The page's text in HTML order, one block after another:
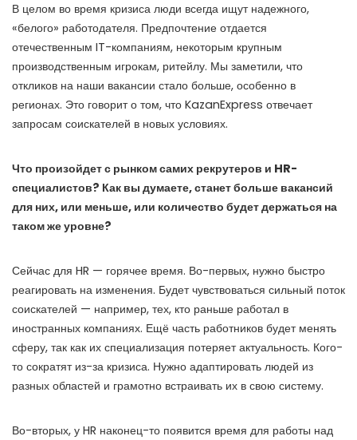
В целом во время кризиса люди всегда ищут надежного,
«белого» работодателя. Предпочтение отдается
отечественным IT-компаниям, некоторым крупным
производственным игрокам, ритейлу. Мы заметили, что
откликов на наши вакансии стало больше, особенно в
регионах. Это говорит о том, что KazanExpress отвечает
запросам соискателей в новых условиях.
Что произойдет с рынком самих рекрутеров и HR-
специалистов? Как вы думаете, станет больше вакансий
для них, или меньше, или количество будет держаться на
таком же уровне?
Сейчас для HR — горячее время. Во-первых, нужно быстро
реагировать на изменения. Будет чувствоваться сильный поток
соискателей — например, тех, кто раньше работал в
иностранных компаниях. Ещё часть работников будет менять
сферу, так как их специализация потеряет актуальность. Кого-
то сократят из-за кризиса. Нужно адаптировать людей из
разных областей и грамотно встраивать их в свою систему.
Во-вторых, у HR наконец-то появится время для работы над